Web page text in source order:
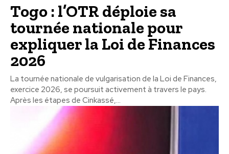
Togo : l’OTR déploie sa
tournée nationale pour
expliquer la Loi de Finances
2026
La tournée nationale de vulgarisation de la Loi de Finances,
exercice 2026, se poursuit activement à travers le pays.
Après les étapes de Cinkassé,...